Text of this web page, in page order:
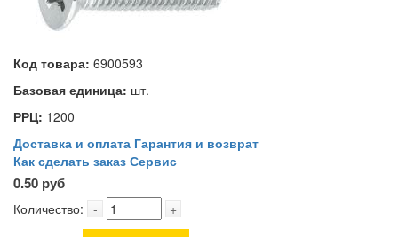
Код товара: 6900593
Базовая единица: шт.
РРЦ: 1200
Доставка и оплата Гарантия и возврат
Как сделать заказ Сервис
0.50 руб
Количество: - +